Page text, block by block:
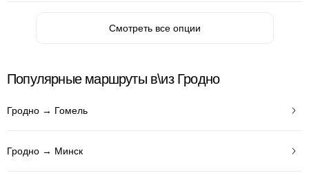
Смотреть все опции
Популярные маршруты в\из Гродно
Гродно → Гомель
Гродно → Минск